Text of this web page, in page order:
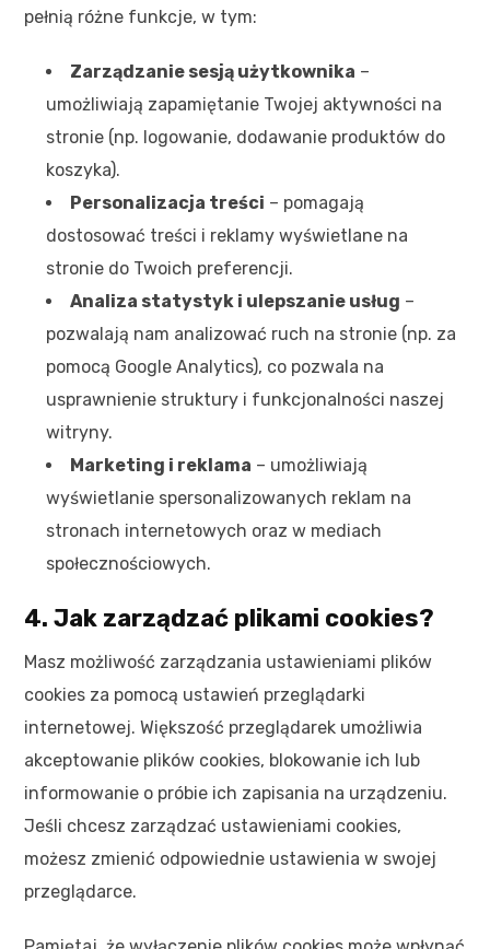
pełnią różne funkcje, w tym:
Zarządzanie sesją użytkownika –
umożliwiają zapamiętanie Twojej aktywności na
stronie (np. logowanie, dodawanie produktów do
koszyka).
Personalizacja treści – pomagają
dostosować treści i reklamy wyświetlane na
stronie do Twoich preferencji.
Analiza statystyk i ulepszanie usług –
pozwalają nam analizować ruch na stronie (np. za
pomocą Google Analytics), co pozwala na
usprawnienie struktury i funkcjonalności naszej
witryny.
Marketing i reklama – umożliwiają
wyświetlanie spersonalizowanych reklam na
stronach internetowych oraz w mediach
społecznościowych.
4. Jak zarządzać plikami cookies?
Masz możliwość zarządzania ustawieniami plików
cookies za pomocą ustawień przeglądarki
internetowej. Większość przeglądarek umożliwia
akceptowanie plików cookies, blokowanie ich lub
informowanie o próbie ich zapisania na urządzeniu.
Jeśli chcesz zarządzać ustawieniami cookies,
możesz zmienić odpowiednie ustawienia w swojej
przeglądarce.